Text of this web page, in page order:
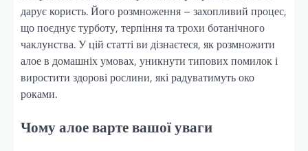
дарує користь. Його розмноження – захопливий процес,
що поєднує турботу, терпіння та трохи ботанічного
чаклунства. У цій статті ви дізнаєтеся, як розмножити
алое в домашніх умовах, уникнути типових помилок і
виростити здорові рослини, які радуватимуть око
роками.
Чому алое варте вашої уваги